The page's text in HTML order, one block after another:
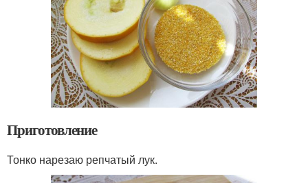
Приготовление
Тонко нарезаю репчатый лук.